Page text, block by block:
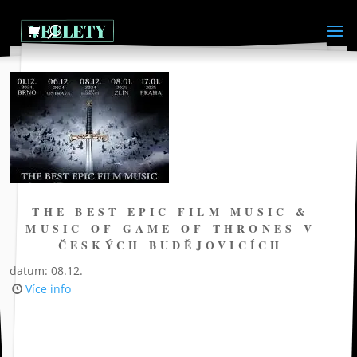
THE BEST EPIC FILM MUSIC &
MUSIC OF GAME OF THRONES V
ČESKÝCH BUDĚJOVICÍCH
datum: 08.12.
Více info